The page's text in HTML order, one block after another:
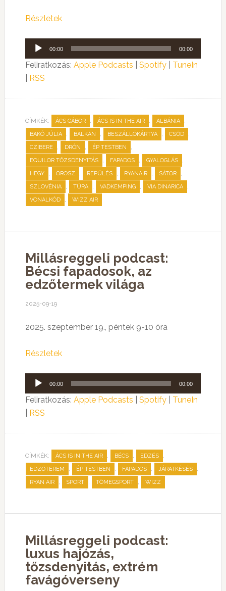
Részletek
Audió
lejátszó
00:00 00:00
Feliratkozás: Apple Podcasts Spotify| TuneIn
RSS
CÍMKÉK: ÁCS GÁBOR , ÁCS IS IN THE AIR , ALBÁNIA ,
BAKÓ JÚLIA , BALKÁN , BESZÁLLÓKÁRTYA , CSŐD ,
CZIBERE , DRÓN , ÉP TESTBEN ,
EQUILOR TŐZSDENYITÁS , FAPADOS , GYALOGLÁS ,
HEGY , OROSZ , REPÜLÉS , RYANAIR , SÁTOR ,
SZLOVÉNIA , TÚRA , VADKEMPING , VIA DINARICA ,
VONALKÓD , WIZZ AIR
Millásreggeli podcast:
Bécsi fapadosok, az
edzőtermek világa
2025-09-19
2025. szeptember 19., péntek 9-10 óra
Részletek
Audió
lejátszó
00:00 00:00
Feliratkozás: Apple Podcasts Spotify| TuneIn
RSS
CÍMKÉK: ÁCS IS IN THE AIR , BÉCS , EDZÉS ,
EDZŐTEREM , ÉP TESTBEN , FAPADOS , JÁRATKÉSÉS ,
RYAN AIR , SPORT , TÖMEGSPORT , WIZZ
Millásreggeli podcast:
luxus hajózás,
tőzsdenyitás, extrém
favágóverseny